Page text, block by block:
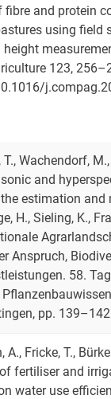
fibre and protein
using field
123,
T., Wachendorf,
and
estimation and
H., Sieling, K.,
Anspruch,
58.
pp.
A., Fricke, T.,
fertiliser and
water use